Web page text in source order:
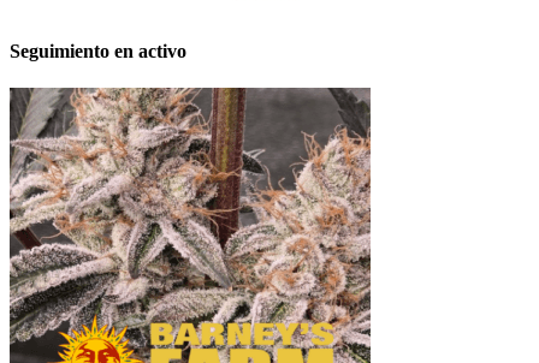
Seguimiento en activo